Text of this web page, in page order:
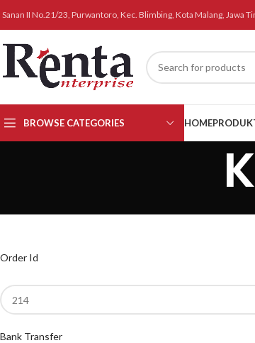
Sanan II No.21/23, Purwantoro, Kec. Blimbing, Kota Malang, Jawa
BROWSE CATEGORIES HOMEPRODUK
Order Id
Bank Transfer